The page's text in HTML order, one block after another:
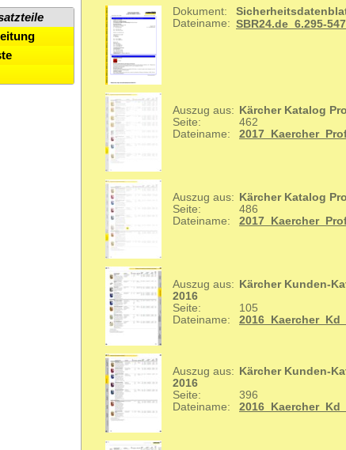
Dokument:
Dateiname:
Auszug aus:
Kärcher Katalog
Seite:
462
Dateiname:
Auszug aus:
Kärcher Katalog
Seite:
486
Dateiname:
Auszug aus:
Kärcher Kunden-
2016
Seite:
105
Dateiname:
Auszug aus:
Kärcher Kunden-
2016
Seite:
396
Dateiname: